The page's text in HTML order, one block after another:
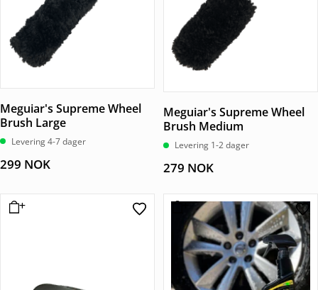
Meguiar's Supreme Wheel
Brush Large
Levering 4-7 dager
299 NOK
Meguiar's Supreme Wheel
Brush Medium
Levering 1-2 dager
279 NOK